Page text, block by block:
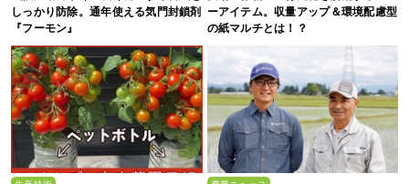
しっかり防除。通年使える気門封鎖剤
『フーモン』
ーアイテム。収量アップ＆環境配慮型
の紙マルチとは！？